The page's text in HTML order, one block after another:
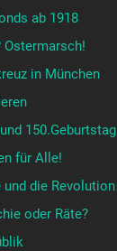
ab 1918
in München
150.Geburtstag
für Alle!
und die Revolution
oder Räte?